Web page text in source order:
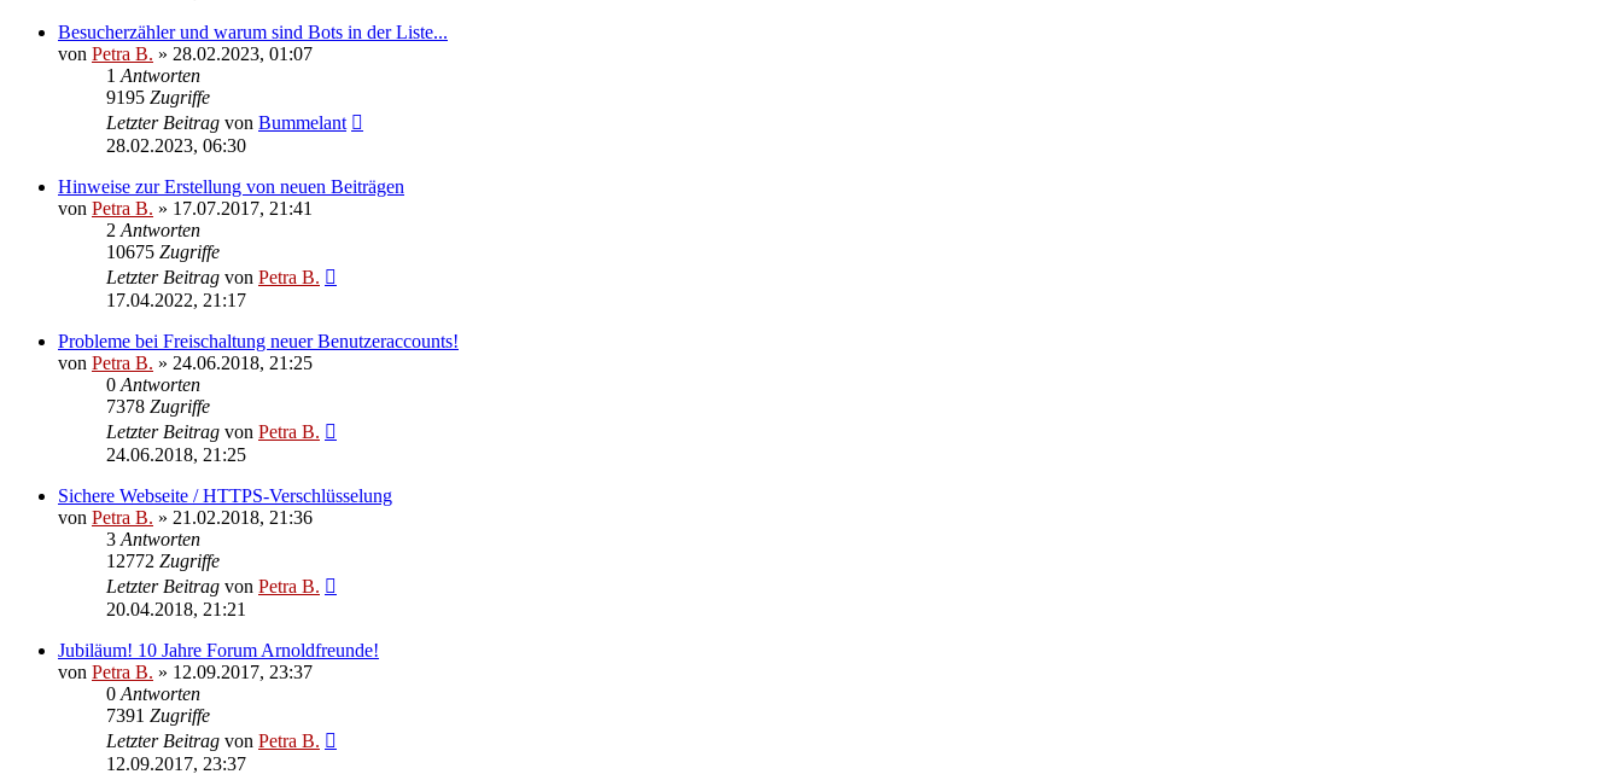
Besucherzähler und warum sind Bots in der Liste...
von Petra B. » 28.02.2023, 01:07
1Antworten
9195 Zugriffe
Letzter Beitrag von Bummelant
28.02.2023, 06:30
Hinweise zur Erstellung von neuen Beiträgen
von Petra B. » 17.07.2017, 21:41
2Antworten
10675 Zugriffe
Letzter Beitrag von Petra B.
17.04.2022, 21:17
Probleme bei Freischaltung neuer Benutzeraccounts!
von Petra B. » 24.06.2018, 21:25
0Antworten
7378 Zugriffe
Letzter Beitrag von Petra B.
24.06.2018, 21:25
Sichere Webseite / HTTPS-Verschlüsselung
von Petra B. » 21.02.2018, 21:36
3Antworten
12772 Zugriffe
Letzter Beitrag von Petra B.
20.04.2018, 21:21
Jubiläum! 10 Jahre Forum Arnoldfreunde!
von Petra B. » 12.09.2017, 23:37
0Antworten
7391 Zugriffe
Letzter Beitrag von Petra B.
12.09.2017, 23:37